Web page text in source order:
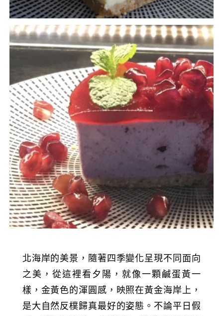
北海岸的美景，隨著四季變化呈現不同面向
之美，從這裡看夕陽，就像一顆鹹蛋黃一
樣，金黃色的渾圓感，映照在黃金海岸上，
是大自然反樸歸真最好的姿態。不論平日假